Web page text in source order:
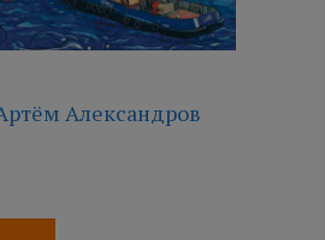
Александров